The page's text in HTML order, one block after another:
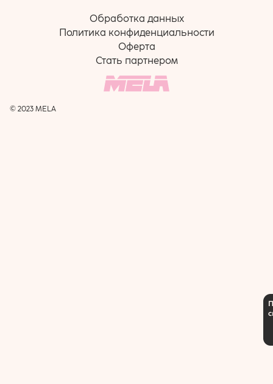
Обработка данных
Политика конфиденциальности
Оферта
Стать партнером
© 2023 MELA